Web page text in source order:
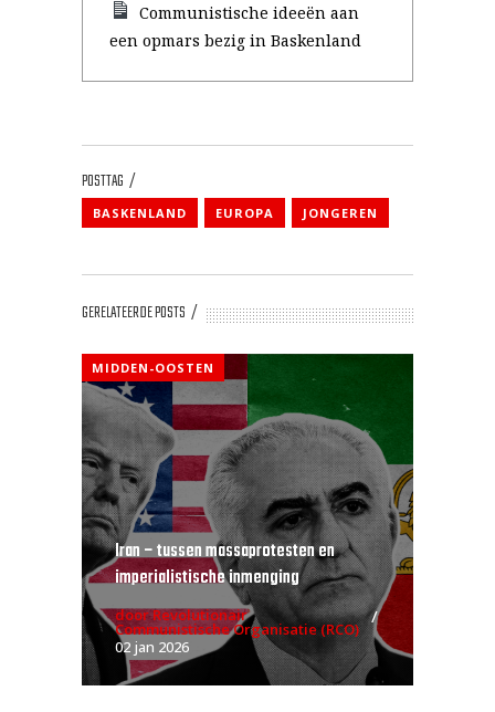
Communistische ideeën aan
een opmars bezig in Baskenland
POSTTAG
BASKENLAND EUROPA JONGEREN
GERELATEERDE POSTS
MIDDEN-OOSTEN
Iran – tussen massaprotesten en
imperialistische inmenging
door Revolutionair
Communistische Organisatie (RCO)
02 jan 2026